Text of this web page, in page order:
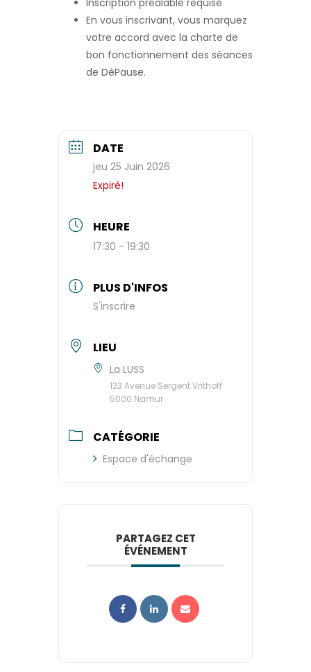
En vous inscrivant, vous marquez
votre accord avec la charte de
bon fonctionnement des séances
de DéPause.
DATE
jeu 25 Juin 2026
Expiré!
HEURE
17:30 - 19:30
PLUS D'INFOS
S'inscrire
LIEU
La LUSS
123 Avenue Sergent Vrithoff
5000 Namur
CATÉGORIE
Espace d'échange
PARTAGEZ CET
ÉVÉNEMENT